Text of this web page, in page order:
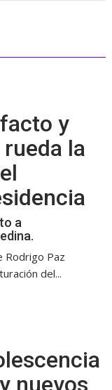
y
la
a
Rodrigo Paz
del...
nuevos